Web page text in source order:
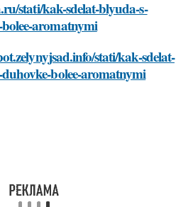
stati/kak-sdelat-blyuda-s-
aromatnymi
stati/kak-sdelat-
bolee-aromatnymi